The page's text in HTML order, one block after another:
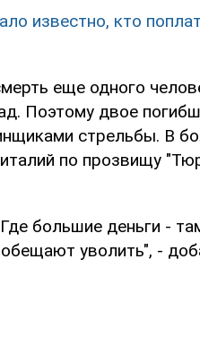
известно, кто
еще одного
Поэтому двое
стрельбы. В
по прозвищу
большие деньги -
уволить", -